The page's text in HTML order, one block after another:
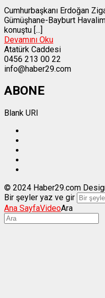
Cumhurbaşkanı Erdoğan
Gümüşhane-Bayburt
konuştu [...]
Devamını Oku
Atatürk Caddesi
0456 213 00 22
info@haber29.com
ABONE
Blank URI
© 2024 Haber29.com
Bir şeyler yaz ve gir
Ana SayfaVideoAra